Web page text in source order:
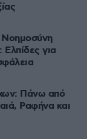
Νοημοσύνη
για
Πάνω από
Ραφήνα και